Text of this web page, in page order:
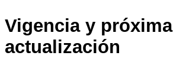
Vigencia y próxima
actualización